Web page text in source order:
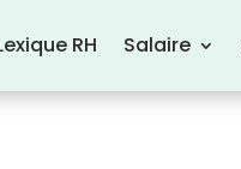
RH Salaire